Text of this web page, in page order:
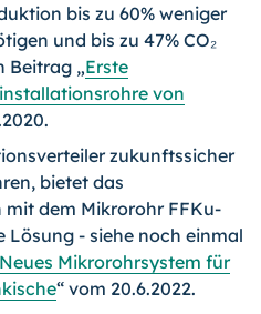
bis zu 60% weniger
und bis zu 47% CO₂
Beitrag „Erste
von
zukunftssicher
bietet das
dem Mikrorohr FFKu-
Lösung - siehe noch einmal
Mikrorohrsystem für
“ vom 20.6.2022.